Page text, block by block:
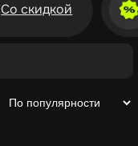
Со скидкой